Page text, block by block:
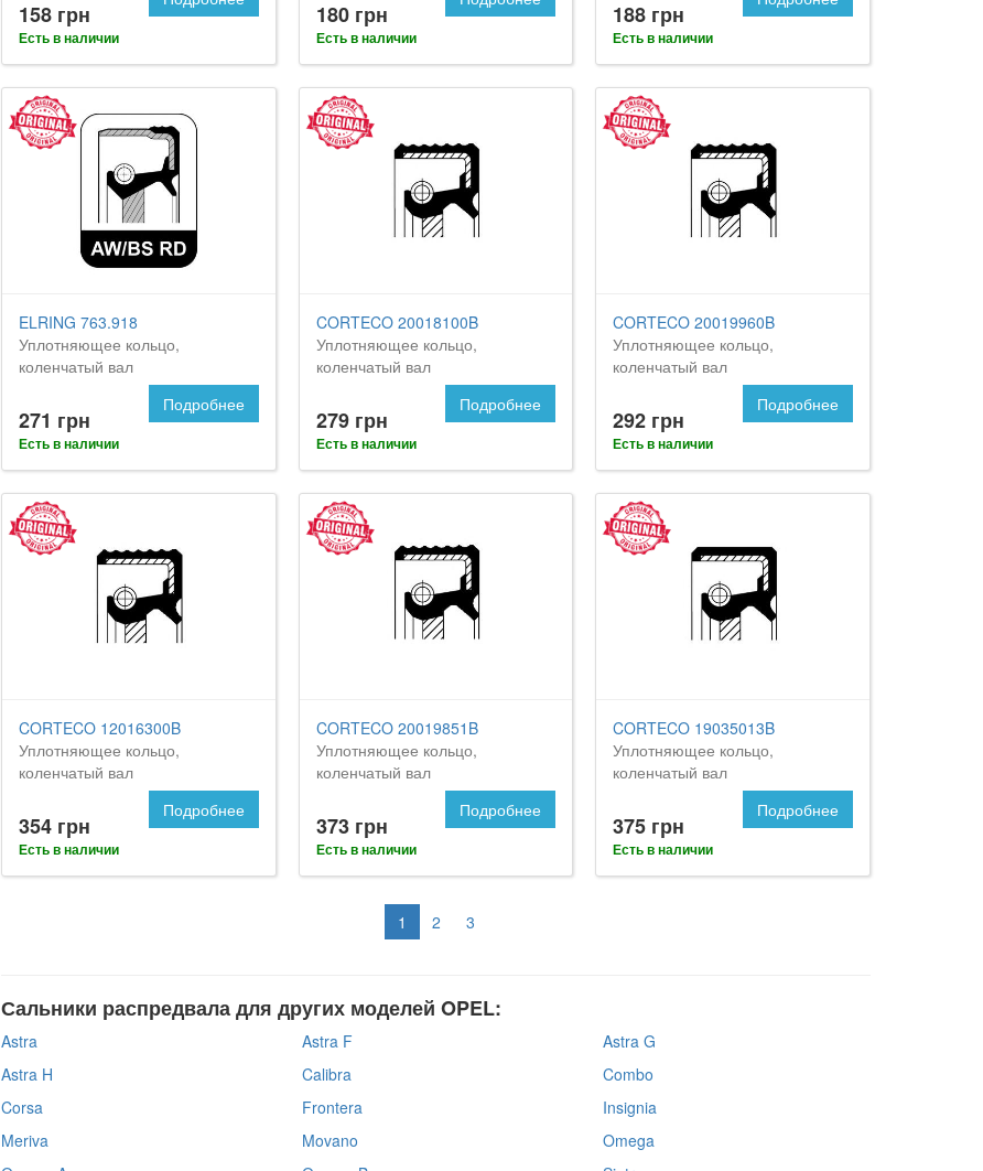
158 грн
Есть в наличии
180 грн
Есть в наличии
188 грн
Есть в наличии
ELRING 763.918
Уплотняющее кольцо,
коленчатый вал
271 грн
Есть в наличии
Подробнее
CORTECO 20018100B
Уплотняющее кольцо,
коленчатый вал
279 грн
Есть в наличии
Подробнее
CORTECO 20019960B
Уплотняющее кольцо,
коленчатый вал
292 грн
Есть в наличии
Подробнее
CORTECO 12016300B
Уплотняющее кольцо,
коленчатый вал
354 грн
Есть в наличии
Подробнее
CORTECO 20019851B
Уплотняющее кольцо,
коленчатый вал
373 грн
Есть в наличии
Подробнее
CORTECO 19035013B
Уплотняющее кольцо,
коленчатый вал
375 грн
Есть в наличии
Подробнее
1 2 3
Сальники распредвала для других моделей OPEL:
Astra Astra F
Astra G
Astra H
Calibra
Combo
Corsa
Frontera
Insignia
Meriva
Movano
Omega